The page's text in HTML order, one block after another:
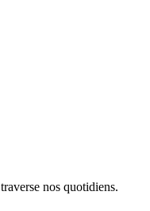
nos quotidiens.